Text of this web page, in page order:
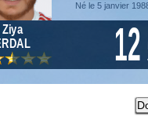
Né le 5 janvier
Ziya
12